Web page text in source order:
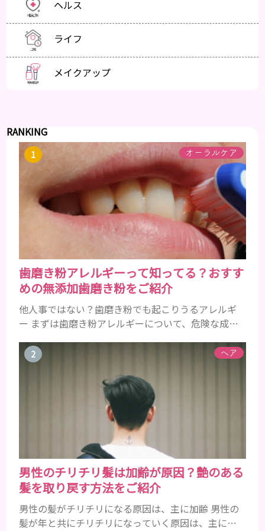
ヘルス
ライフ
メイクアップ
RANKING
オーラルケア
歯磨き粉アレルギーって知ってる？おすす
めの無添加歯磨き粉をご紹介
他人事ではない？歯磨き粉でも起こりうるアレルギ
ー まずは歯磨き粉アレルギーについて、危険な成分
まれるアレルギーを起こすおそれのある成分 まず、
普段お使いの歯磨き粉に含まれているどの成分にア
レルギーを引き起こすおそれがあるのかを説明しま
すね。 •フッ素･･･歯の表面のエナメルを守り強くし
たり、虫歯と防ぐ働きを持つ成分 •香味料 ･･･歯磨き
ヘア
男性のチリチリ髪は加齢が原因？艶のある
髪を取り戻す方法をご紹介
男性の髪がチリチリになる原因は、主に加齢 男性の
髪が年と共にチリチリになっていく原因は、主に加